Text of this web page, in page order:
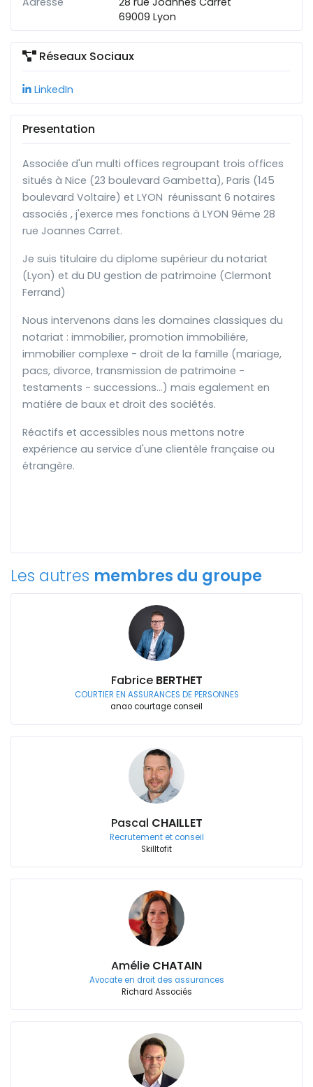
69009 Lyon
Réseaux Sociaux
LinkedIn
Presentation
Associée d'un multi offices regroupant trois offices
situés à Nice (23 boulevard Gambetta), Paris (145
boulevard Voltaire) et LYON réunissant 6 notaires
associés , j'exerce mes fonctions à LYON 9éme 28
rue Joannes Carret.
Je suis titulaire du diplome supérieur du notariat
(Lyon) et du DU gestion de patrimoine (Clermont
Ferrand)
Nous intervenons dans les domaines classiques du
notariat : immobilier, promotion immobiliére,
immobilier complexe - droit de la famille (mariage,
pacs, divorce, transmission de patrimoine -
testaments - successions...) mais egalement en
matiére de baux et droit des sociétés.
Réactifs et accessibles nous mettons notre
expérience au service d'une clientèle française ou
étrangère.
Les autres membres du groupe
Fabrice BERTHET
COURTIER EN ASSURANCES DE PERSONNES
anao courtage conseil
Pascal CHAILLET
Recrutement et conseil
Skilltofit
Amélie CHATAIN
Avocate en droit des assurances
Richard Associés